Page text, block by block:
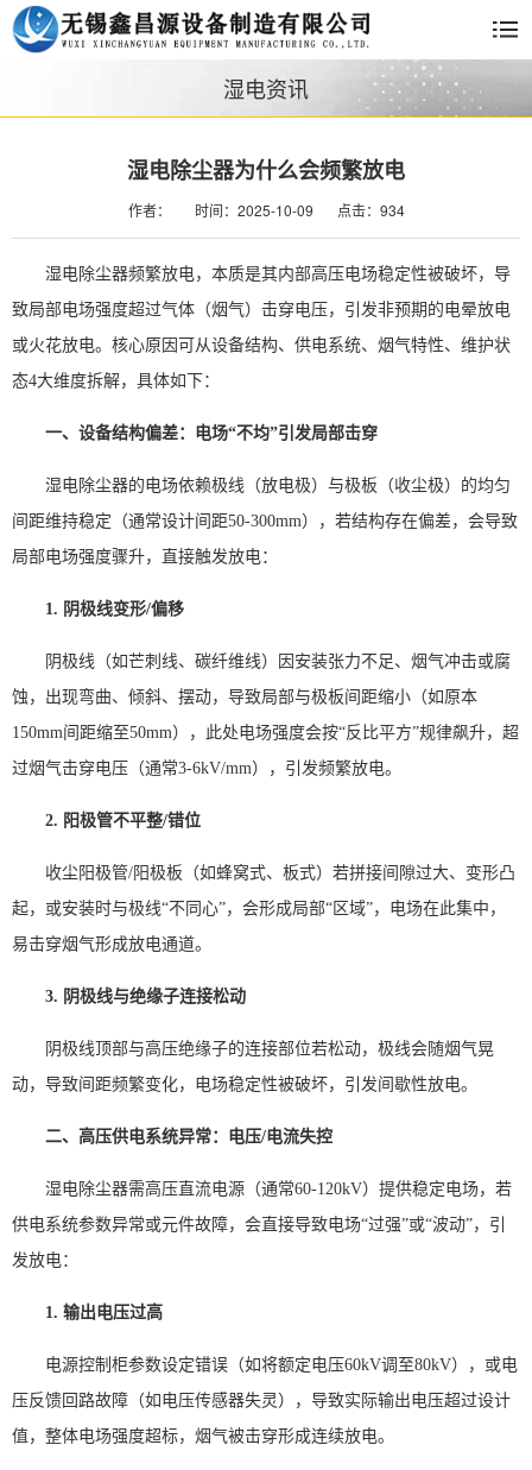
湿电资讯
湿电除尘器为什么会频繁放电
作者： 时间：2025-10-09 点击：934
湿电除尘器频繁放电，本质是其内部高压电场稳定性被破坏，导
致局部电场强度超过气体（烟气）击穿电压，引发非预期的电晕放电
或火花放电。核心原因可从设备结构、供电系统、烟气特性、维护状
态4大维度拆解，具体如下：
一、设备结构偏差：电场“不均”引发局部击穿
湿电除尘器的电场依赖极线（放电极）与极板（收尘极）的均匀
间距维持稳定（通常设计间距50-300mm），若结构存在偏差，会导致
局部电场强度骤升，直接触发放电：
1. 阴极线变形/偏移
阴极线（如芒刺线、碳纤维线）因安装张力不足、烟气冲击或腐
蚀，出现弯曲、倾斜、摆动，导致局部与极板间距缩小（如原本
150mm间距缩至50mm），此处电场强度会按“反比平方”规律飙升，超
过烟气击穿电压（通常3-6kV/mm），引发频繁放电。
2. 阳极管不平整/错位
收尘阳极管/阳极板（如蜂窝式、板式）若拼接间隙过大、变形凸
起，或安装时与极线“不同心”，会形成局部“区域”，电场在此集中，
易击穿烟气形成放电通道。
3. 阴极线与绝缘子连接松动
阴极线顶部与高压绝缘子的连接部位若松动，极线会随烟气晃
动，导致间距频繁变化，电场稳定性被破坏，引发间歇性放电。
二、高压供电系统异常：电压/电流失控
湿电除尘器需高压直流电源（通常60-120kV）提供稳定电场，若
供电系统参数异常或元件故障，会直接导致电场“过强”或“波动”，引
发放电：
1. 输出电压过高
电源控制柜参数设定错误（如将额定电压60kV调至80kV），或电
压反馈回路故障（如电压传感器失灵），导致实际输出电压超过设计
值，整体电场强度超标，烟气被击穿形成连续放电。